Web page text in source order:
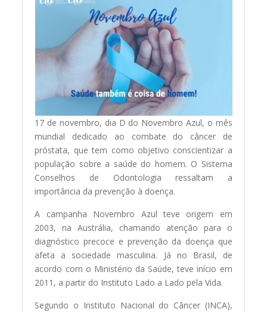
17 de novembro, dia D do Novembro Azul, o mês
mundial dedicado ao combate do câncer de
próstata, que tem como objetivo conscientizar a
população sobre a saúde do homem. O Sistema
Conselhos de Odontologia ressaltam a
importância da prevenção à doença.
A campanha Novembro Azul teve origem em
2003, na Austrália, chamando atenção para o
diagnóstico precoce e prevenção da doença que
afeta a sociedade masculina. Já no Brasil, de
acordo com o Ministério da Saúde, teve início em
2011, a partir do Instituto Lado a Lado pela Vida.
Segundo o Instituto Nacional do Câncer (INCA),